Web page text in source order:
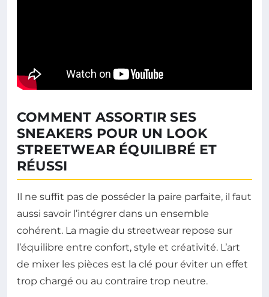
COMMENT ASSORTIR SES
SNEAKERS POUR UN LOOK
STREETWEAR ÉQUILIBRÉ ET
RÉUSSI
Il ne suffit pas de posséder la paire parfaite, il faut
aussi savoir l’intégrer dans un ensemble
cohérent. La magie du streetwear repose sur
l’équilibre entre confort, style et créativité. L’art
de mixer les pièces est la clé pour éviter un effet
trop chargé ou au contraire trop neutre.